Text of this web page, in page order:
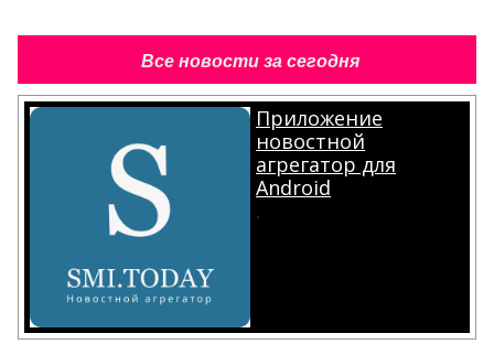
Все новости за сегодня
Приложение
новостной
агрегатор для
Android
.